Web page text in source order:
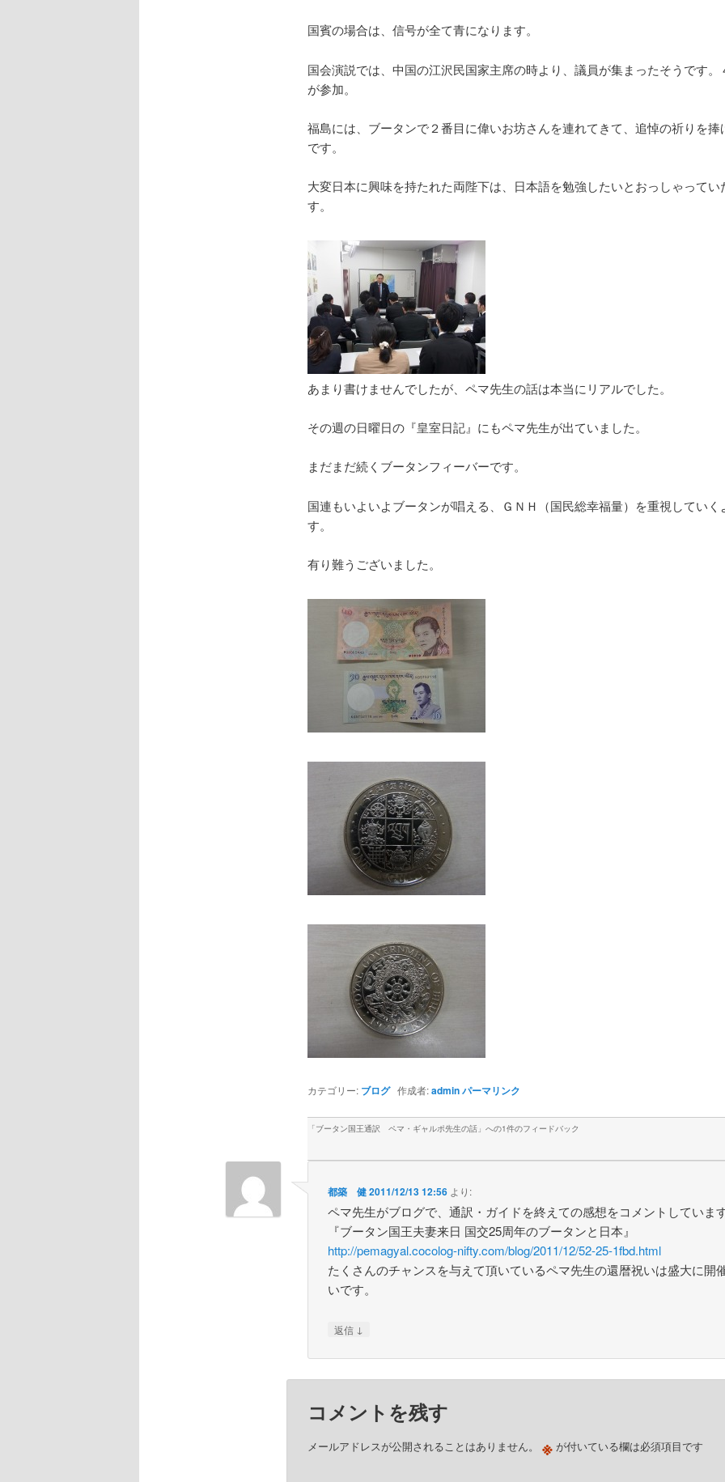
国賓の場合は、信号が全て青になります。
国会演説では、中国の江沢民国家主席の時より、議員が集まったそうです。
が参加。
福島には、ブータンで２番目に偉いお坊さんを連れてきて、追悼の祈りを捧
です。
大変日本に興味を持たれた両陛下は、日本語を勉強したいとおっしゃってい
す。
あまり書けませんでしたが、ペマ先生の話は本当にリアルでした。
その週の日曜日の『皇室日記』にもペマ先生が出ていました。
まだまだ続くブータンフィーバーです。
国連もいよいよブータンが唱える、ＧＮＨ（国民総幸福量）を重視していく
す。
有り難うございました。
カテゴリー: ブログ作成者:adminパーマリンク
「ブータン国王通訳 ペマ・ギャルポ先生の話」への1件のフィードバック
都築 健2011/12/13 12:56 より:
ペマ先生がブログで、通訳・ガイドを終えての感想をコメントしていま
『ブータン国王夫妻来日 国交25周年のブータンと日本』
http://pemagyal.cocolog-nifty.com/blog/2011/12/52-25-1fbd.html
たくさんのチャンスを与えて頂いているペマ先生の還暦祝いは盛大に開
いです。
返信 ↓
コメントを残す
メールアドレスが公開されることはありません。 ※が付いている欄は必須項目です